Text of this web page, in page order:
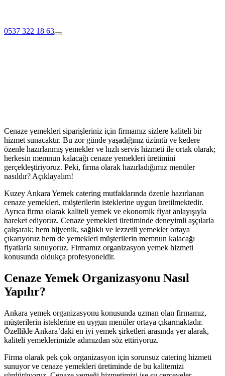
0537 322 18 63
Cenaze yemekleri siparişleriniz için firmamız sizlere kaliteli bir
hizmet sunacaktır. Bu zor günde yaşadığınız üzüntü ve kedere
özenle hazırlanmış yemekler ve hızlı servis hizmeti ile ortak olarak;
herkesin memnun kalacağı cenaze yemekleri üretimini
gerçekleştiriyoruz. Peki, firma olarak hazırladığımız menüler
nasıldır? Açıklayalım!
Kuzey Ankara Yemek catering mutfaklarında özenle hazırlanan
cenaze yemekleri, müşterilerin isteklerine uygun üretilmektedir.
Ayrıca firma olarak kaliteli yemek ve ekonomik fiyat anlayışıyla
hareket ediyoruz. Cenaze yemekleri üretiminde deneyimli aşçılarla
çalışarak; hem hijyenik, sağlıklı ve lezzetli yemekler ortaya
çıkarıyoruz hem de yemekleri müşterilerin memnun kalacağı
fiyatlarla sunuyoruz. Firmamız organizasyon yemek hizmeti
konusunda oldukça profesyoneldir.
Cenaze Yemek Organizasyonu Nasıl
Yapılır?
Ankara yemek organizasyonu konusunda uzman olan firmamız,
müşterilerin isteklerine en uygun menüler ortaya çıkarmaktadır.
Özellikle Ankara’daki en iyi yemek şirketleri arasında yer alarak,
kaliteli yemeklerimizle adımızdan söz ettiriyoruz.
Firma olarak pek çok organizasyon için sorunsuz catering hizmeti
sunuyor ve cenaze yemekleri üretiminde de bu kalitemizi